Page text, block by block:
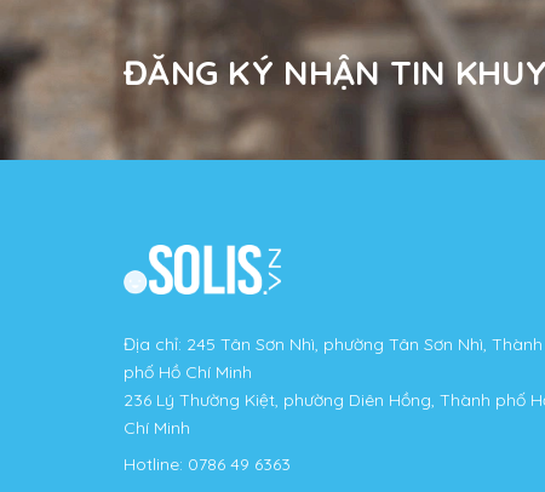
ĐĂNG KÝ NHẬN TIN
Địa chỉ: 245 Tân Sơn Nhì, phường Tân Sơn Nhì, Thành
phố Hồ Chí Minh
236 Lý Thường Kiệt, phường Diên Hồng, Thành phố
Chí Minh
Hotline: 0786 49 6363